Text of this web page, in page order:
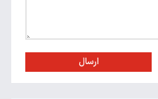
ارسال